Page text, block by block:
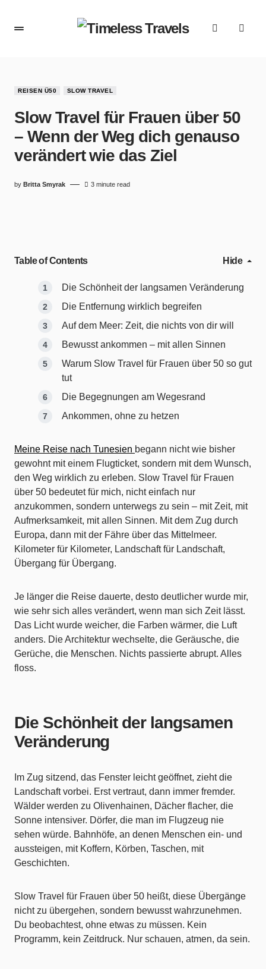
REISEN Ü50 SLOW TRAVEL
Slow Travel für Frauen über 50
– Wenn der Weg dich genauso
verändert wie das Ziel
by Britta Smyrak 3 minute read
Table of Contents Hide
Die Schönheit der langsamen Veränderung
Die Entfernung wirklich begreifen
Auf dem Meer: Zeit, die nichts von dir will
Bewusst ankommen – mit allen Sinnen
Warum Slow Travel für Frauen über 50 so gut
tut
Die Begegnungen am Wegesrand
Ankommen, ohne zu hetzen
Meine Reise nach Tunesien begann nicht wie bisher
gewohnt mit einem Flugticket, sondern mit dem Wunsch,
den Weg wirklich zu erleben. Slow Travel für Frauen
über 50 bedeutet für mich, nicht einfach nur
anzukommen, sondern unterwegs zu sein – mit Zeit, mit
Aufmerksamkeit, mit allen Sinnen. Mit dem Zug durch
Europa, dann mit der Fähre über das Mittelmeer.
Kilometer für Kilometer, Landschaft für Landschaft,
Übergang für Übergang.
Je länger die Reise dauerte, desto deutlicher wurde mir,
wie sehr sich alles verändert, wenn man sich Zeit lässt.
Das Licht wurde weicher, die Farben wärmer, die Luft
anders. Die Architektur wechselte, die Geräusche, die
Gerüche, die Menschen. Nichts passierte abrupt. Alles
floss.
Die Schönheit der langsamen
Veränderung
Im Zug sitzend, das Fenster leicht geöffnet, zieht die
Landschaft vorbei. Erst vertraut, dann immer fremder.
Wälder werden zu Olivenhainen, Dächer flacher, die
Sonne intensiver. Dörfer, die man im Flugzeug nie
sehen würde. Bahnhöfe, an denen Menschen ein- und
aussteigen, mit Koffern, Körben, Taschen, mit
Geschichten.
Slow Travel für Frauen über 50 heißt, diese Übergänge
nicht zu übergehen, sondern bewusst wahrzunehmen.
Du beobachtest, ohne etwas zu müssen. Kein
Programm, kein Zeitdruck. Nur schauen, atmen, da sein.